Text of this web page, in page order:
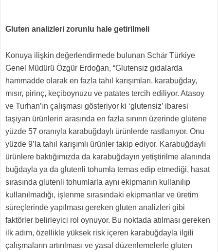
Gluten analizleri zorunlu hale getirilmeli
Konuya ilişkin değerlendirmede bulunan Schär Türkiye
Genel Müdürü Özgür Erdoğan, “Glutensiz gıdalarda
hammadde olarak en fazla tahıl karışımları, karabuğday,
mısır, pirinç, keçiboynuzu ve patates tercih ediliyor. Atasoy
ve Turhan’ın çalışması gösteriyor ki ‘glutensiz’ ibaresi
taşıyan ürünlerin arasında en fazla sınırın üzerinde glutene
yüzde 57 oranıyla karabuğdaylı ürünlerde rastlanıyor. Onu
yüzde 9’la tahıl karışımlı ürünler takip ediyor. Karabuğdaylı
ürünlere baktığımızda da karabuğdayın yetiştirilme alanında
buğdayla ya da glutenli tohumla temas edip etmediği, hasat
sırasında glutenli tohumlarla aynı ekipmanın kullanılıp
kullanılmadığı, işlenme sırasındaki ekipmanlar ve üretim
süreçlerinde yapılması gereken gluten analizleri gibi
faktörler belirleyici rol oynuyor. Bu noktada atılması gereken
ilk adım, özellikle yüksek risk içeren karabuğdayla ilgili
çalışmaların artırılması ve yasal düzenlemelerle gluten